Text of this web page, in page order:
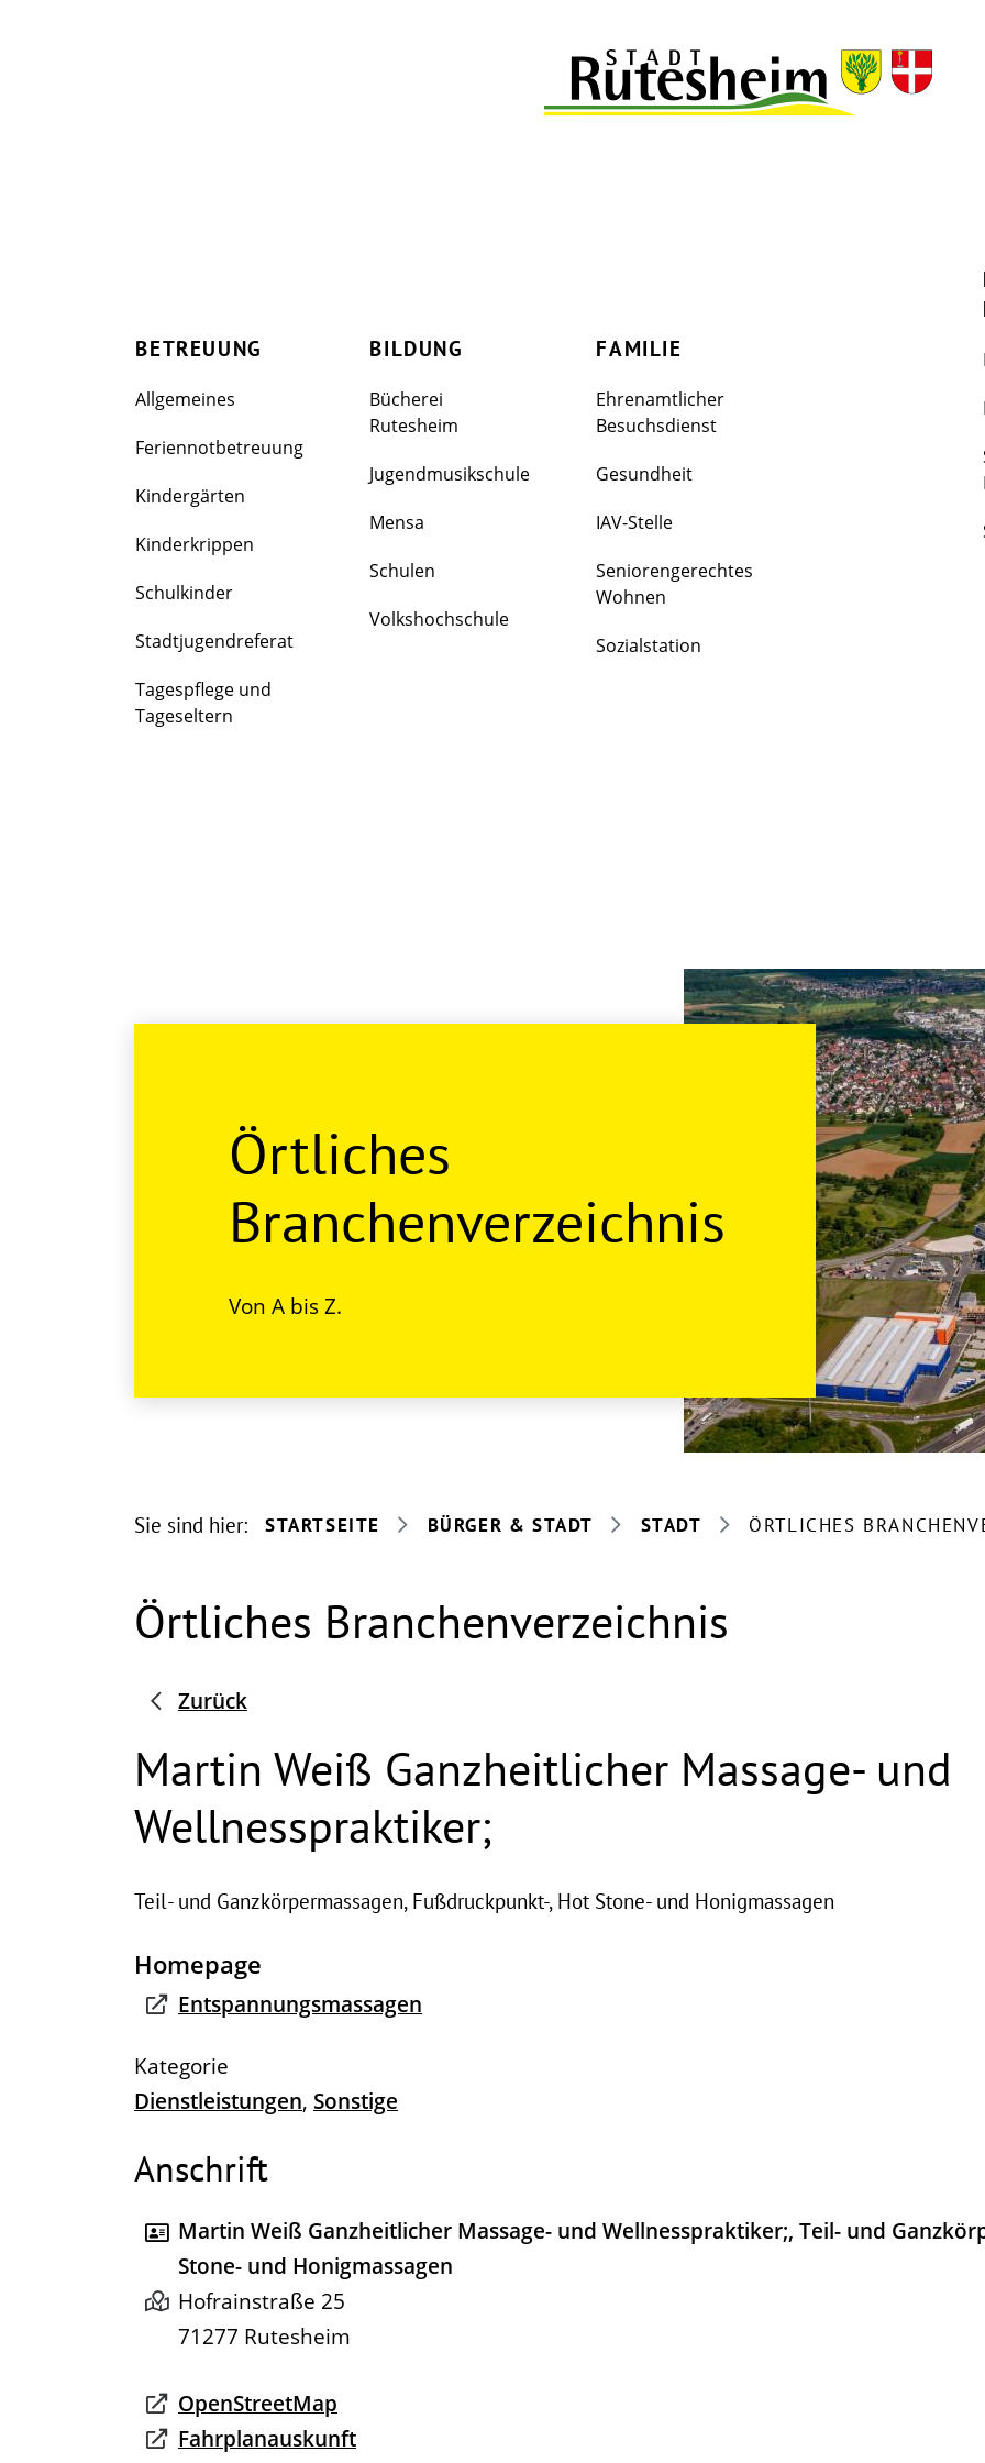
FAMILIE
BILDUNG
BETREUUNG
Allgemeines
Feriennotbetreuung
Kindergärten
Kinderkrippen
Schulkinder
Stadtjugendreferat
Tagespflege und
Tageseltern
BILDUNG
Bücherei
Rutesheim
Jugendmusikschule
Mensa
Schulen
Volkshochschule
FAMILIE
Ehrenamtlicher
Besuchsdienst
Gesundheit
IAV-Stelle
Seniorengerechtes
Wohnen
Sozialstation
Örtliches
Branchenverzeichnis
Von A bis Z.
Sie sind hier: STARTSEITE BÜRGER & STADT STADT ÖRTLICHES
Örtliches Branchenverzeichnis
Zurück
Martin Weiß Ganzheitlicher Massage- und
Wellnesspraktiker;
Teil- und Ganzkörpermassagen, Fußdruckpunkt-, Hot Stone- und Honigmassagen
Homepage
Entspannungsmassagen
Dienstleistungen, Sonstige
Anschrift
Martin Weiß Ganzheitlicher Massage- und Wellnesspraktiker;, Teil- und
Stone- und Honigmassagen
Hofrainstraße 25
71277 Rutesheim
OpenStreetMap
Fahrplanauskunft